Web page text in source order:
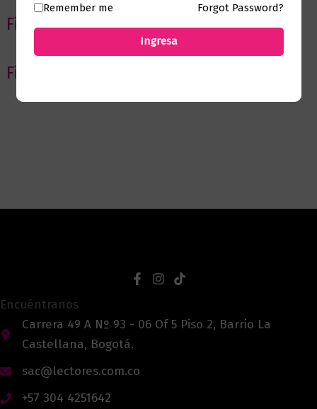
Filtrar por Autor
Filtrar por editorial
Encuéntranos
Carrera 49 A Nº 93 - 06 Of 5 Piso 2, Barrio La
Castellana, Bogotá.
sac@lectores.com.co
+57 304 4251642
Remember me Forgot Password?
Ingresa